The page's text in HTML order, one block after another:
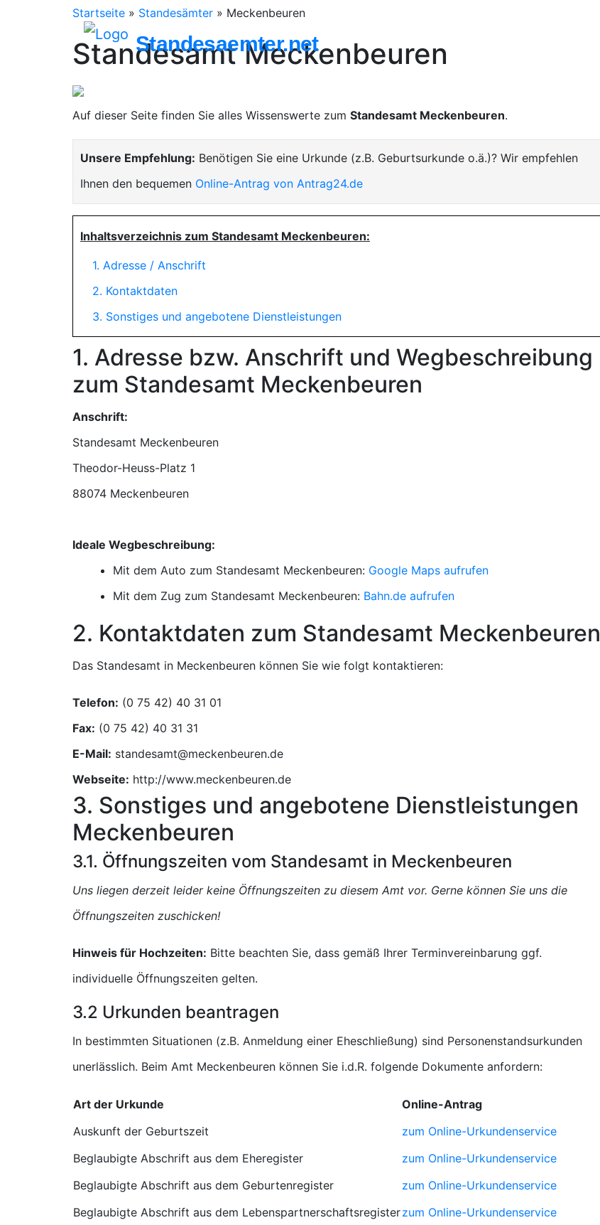
Standesaemter.net
Startseite » Standesämter » Meckenbeuren
Standesamt Meckenbeuren
Auf dieser Seite finden Sie alles Wissenswerte zum Standesamt Meckenbeuren.
Unsere Empfehlung: Benötigen Sie eine Urkunde (z.B. Geburtsurkunde o.ä.)? Wir empfehlen
Ihnen den bequemen Online-Antrag von Antrag24.de
Inhaltsverzeichnis zum Standesamt Meckenbeuren:
1. Adresse / Anschrift
2. Kontaktdaten
3. Sonstiges und angebotene Dienstleistungen
1. Adresse bzw. Anschrift und Wegbeschreibung
zum Standesamt Meckenbeuren
Anschrift:
Standesamt Meckenbeuren
88074 Meckenbeuren
Ideale Wegbeschreibung:
Mit dem Auto zum Standesamt Meckenbeuren: Google Maps aufrufen
Mit dem Zug zum Standesamt Meckenbeuren: Bahn.de aufrufen
2. Kontaktdaten zum Standesamt Meckenbeuren
Das Standesamt in Meckenbeuren können Sie wie folgt kontaktieren:
Telefon:
Fax:
E-Mail:
Webseite: http://www.meckenbeuren.de
3. Sonstiges und angebotene Dienstleistungen
Meckenbeuren
3.1. Öffnungszeiten vom Standesamt in Meckenbeuren
Uns liegen derzeit leider keine Öffnungszeiten zu diesem Amt vor. Gerne können Sie uns die
Öffnungszeiten zuschicken!
Hinweis für Hochzeiten: Bitte beachten Sie, dass gemäß Ihrer Terminvereinbarung ggf.
individuelle Öffnungszeiten gelten.
3.2 Urkunden beantragen
In bestimmten Situationen (z.B. Anmeldung einer Eheschließung) sind Personenstandsurkunden
unerlässlich. Beim Amt Meckenbeuren können Sie i.d.R. folgende Dokumente anfordern:
Art der Urkunde
Online-Antrag
Auskunft der Geburtszeit
zum Online-Urkundenservice
Beglaubigte Abschrift aus dem Eheregister
zum Online-Urkundenservice
Beglaubigte Abschrift aus dem Geburtenregister
zum Online-Urkundenservice
Beglaubigte Abschrift aus dem Lebenspartnerschaftsregisterzum Online-Urkundenservice